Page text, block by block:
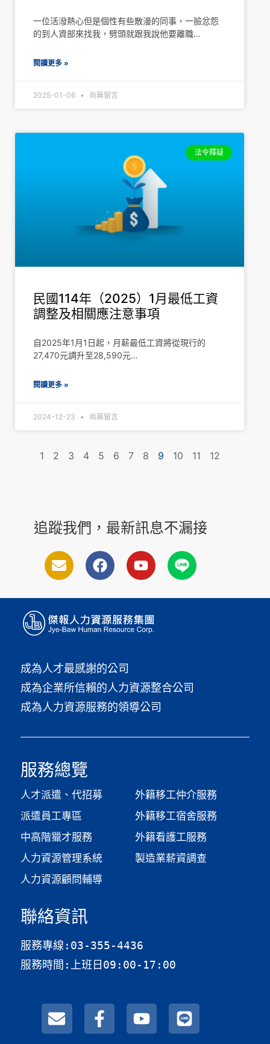
一位活潑熱心但是個性有些散漫的同事，一臉忿怨
的到人資部來找我，劈頭就跟我說他要離職…
閱讀更多 »
2025-01-06 尚無留言
法令釋疑
民國114年（2025）1月最低工資
調整及相關應注意事項
自2025年1月1日起，月薪最低工資將從現行的
27,470元調升至28,590元…
閱讀更多 »
2024-12-23 尚無留言
1 2 3 4 5 6 7 8 9 10 11 12
追蹤我們，最新訊息不漏接
成為人才最感謝的公司
成為企業所信賴的人力資源整合公司
成為人力資源服務的領導公司
服務總覽
人才派遣、代招募
派遣員工專區
中高階獵才服務
人力資源管理系統
人力資源顧問輔導
外籍移工仲介服務
外籍移工宿舍服務
外籍看護工服務
製造業薪資調查​
聯絡資訊
服務專線:03-355-4436
服務時間:上班日09:00-17:00